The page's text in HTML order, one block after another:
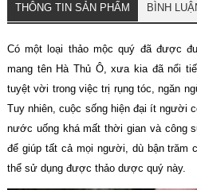
THÔNG TIN SẢN PHẨM
BÌNH
Có một loại thảo mộc quý đã được
mang tên Hà Thủ Ô, xưa kia đã nổi
tuyệt vời trong việc trị rụng tóc, ngăn
Tuy nhiên, cuộc sống hiện đại ít người
nước uống khá mất thời gian và công
để giúp tất cả mọi người, dù bận trăm
thể sử dụng được thảo dược quý này.